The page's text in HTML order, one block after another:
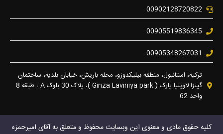
00902128720822
00905519836345
00905348267031
ترکیه، استانبول، منطقه بیلیکدوزو، محله باریش، خیابان بلدیه، ساختمان
گینزا لاوینیا پارک ( Ginza Laviniya park )، پلاک 30 بلوک A ، طبقه 8
واحد 62
کلیه حقوق مادی و معنوی این وبسایت محفوظ و متعلق به آقای امیرحمزه